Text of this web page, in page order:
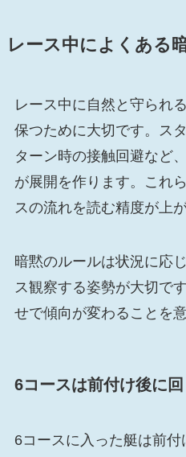
レース中によくある
レース中に自然と守られ
保つために大切です。ス
ターン時の接触回避など
が展開を作ります。これ
スの流れを読む精度が上が
暗黙のルールは状況に応
ス観察する姿勢が大切で
せで傾向が変わることを
6コースは前付け後に
6コースに入った艇は前